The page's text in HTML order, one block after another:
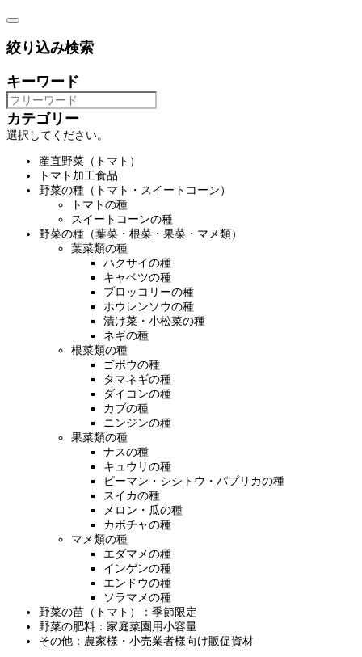
絞り込み検索
キーワード
カテゴリー
選択してください。
産直野菜（トマト）
トマト加工食品
野菜の種（トマト・スイートコーン）
トマトの種
スイートコーンの種
野菜の種（葉菜・根菜・果菜・マメ類）
葉菜類の種
ハクサイの種
キャベツの種
ブロッコリーの種
ホウレンソウの種
漬け菜・小松菜の種
ネギの種
根菜類の種
ゴボウの種
タマネギの種
ダイコンの種
カブの種
ニンジンの種
果菜類の種
ナスの種
キュウリの種
ピーマン・シシトウ・パプリカの種
スイカの種
メロン・瓜の種
カボチャの種
マメ類の種
エダマメの種
インゲンの種
エンドウの種
ソラマメの種
野菜の苗（トマト）：季節限定
野菜の肥料：家庭菜園用小容量
その他：農家様・小売業者様向け販促資材